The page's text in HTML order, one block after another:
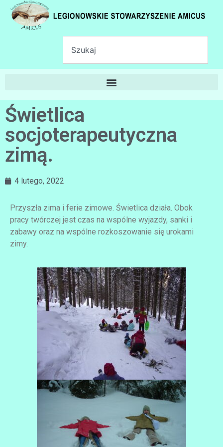
Świetlica
socjoterapeutyczna
zimą.
4 lutego, 2022
Przyszła zima i ferie zimowe. Świetlica działa. Obok
pracy twórczej jest czas na wspólne wyjazdy, sanki i
zabawy oraz na wspólne rozkoszowanie się urokami
zimy.